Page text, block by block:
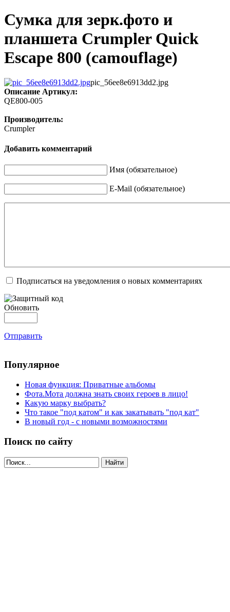
Сумка для зерк.фото и
планшета Crumpler Quick
Escape 800 (camouflage)
pic_56ee8e6913dd2.jpg
Описание Артикул:
QE800-005
Производитель:
Crumpler
Добавить комментарий
Имя (обязательное)
E-Mail (обязательное)
Подписаться на уведомления о новых комментариях
Обновить
Отправить
Популярное
Новая функция: Приватные альбомы
Фота.Мота должна знать своих героев в лицо!
Какую марку выбрать?
Что такое "под катом" и как закатывать "под кат"
В новый год - с новыми возможностями
Поиск по сайту
Найти